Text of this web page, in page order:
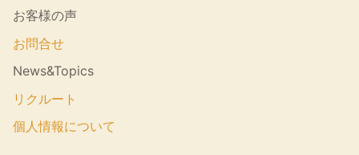
お客様の声
お問合せ
News&Topics
リクルート
個人情報について